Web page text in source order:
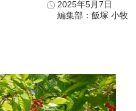
2025年5月7日
編集部：飯塚 小牧